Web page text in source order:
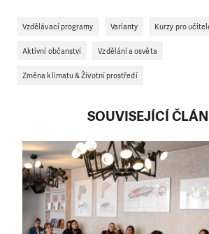
Vzdělávací programy Varianty Kurzy pro
Aktivní občanství Vzdělání a osvěta
Změna klimatu & Životní prostředí
SOUVISEJÍCÍ